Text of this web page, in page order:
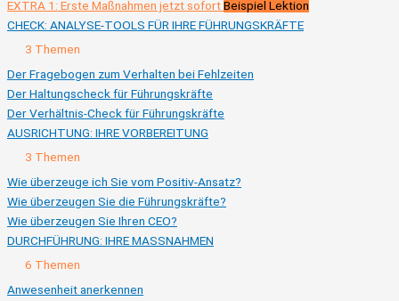
EXTRA 1: Erste Maßnahmen jetzt sofortBeispiel Lektion
CHECK: ANALYSE-TOOLS FÜR IHRE FÜHRUNGSKRÄFTE
Ausklappen
CHECK:
TOOLS
FÜR
IHRE
FÜHRUNGSKRÄFTE
3 Themen
Der Fragebogen zum Verhalten bei Fehlzeiten
Der Haltungscheck für Führungskräfte
Der Verhältnis-Check für Führungskräfte
AUSRICHTUNG: IHRE VORBEREITUNG
Ausklappen
AUSRICHTUNG:
VORBEREITUNG
3 Themen
Wie überzeuge ich Sie vom Positiv-Ansatz?
Wie überzeugen Sie die Führungskräfte?
Wie überzeugen Sie Ihren CEO?
DURCHFÜHRUNG: IHRE MASSNAHMEN
Ausklappen
DURCHFÜHRUNG:
MASSNAHMEN
6 Themen
Anwesenheit anerkennen